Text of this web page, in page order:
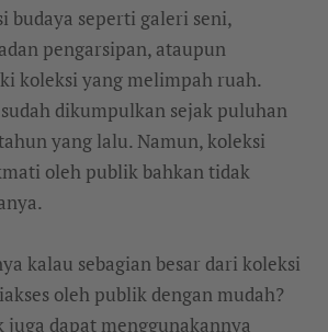
budaya seperti galeri seni,
pengarsipan, ataupun
koleksi yang melimpah ruah.
dikumpulkan sejak puluhan
yang lalu. Namun, koleksi
oleh publik bahkan tidak
kalau sebagian besar dari koleksi
oleh publik dengan mudah?
dapat menggunakannya